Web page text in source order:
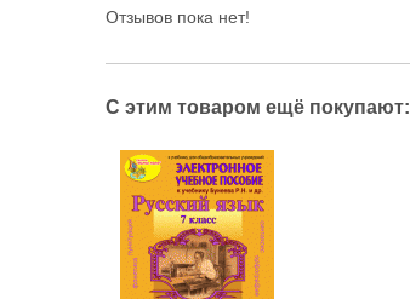
Отзывов пока нет!
С этим товаром ещё покупают: